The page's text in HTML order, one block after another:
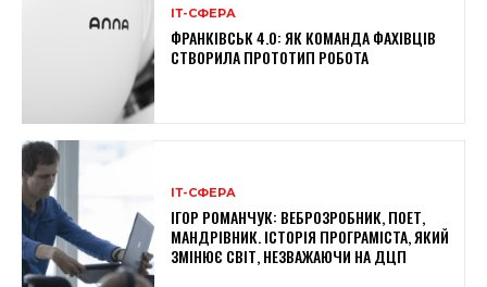
ІТ-СФЕРА
ФРАНКІВСЬК 4.0: ЯК КОМАНДА ФАХІВЦІВ
СТВОРИЛА ПРОТОТИП РОБОТА
ІТ-СФЕРА
ІГОР РОМАНЧУК: ВЕБРОЗРОБНИК, ПОЕТ,
МАНДРІВНИК. ІСТОРІЯ ПРОГРАМІСТА, ЯКИЙ
ЗМІНЮЄ СВІТ, НЕЗВАЖАЮЧИ НА ДЦП